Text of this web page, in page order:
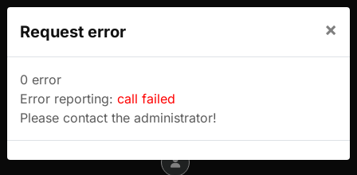
Sulyok Gábor túrablogja
Menu
Request error ×
0 error
Error reporting: call failed
Please contact the administrator!